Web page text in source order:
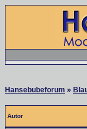
Hansebubeforum »
Autor